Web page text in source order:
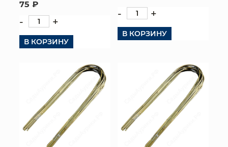
75 ₽
- +
В КОРЗИНУ
- +
В КОРЗИНУ